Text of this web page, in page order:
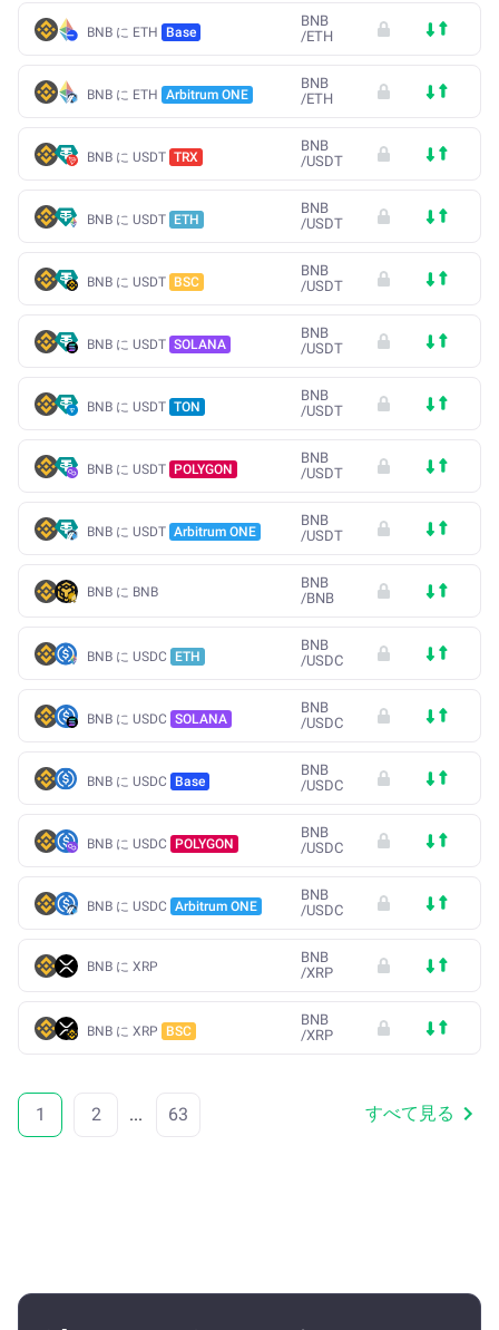
BNB に ETH Base
BNB
/ETH
BNB に ETH Arbitrum ONE
BNB
/ETH
BNB に USDT TRX
BNB
/USDT
BNB に USDT ETH
BNB
/USDT
BNB に USDT BSC
BNB
/USDT
BNB に USDT SOLANA
BNB
/USDT
BNB に USDT TON
BNB
/USDT
BNB に USDT POLYGON
BNB
/USDT
BNB に USDT Arbitrum ONE
BNB
/USDT
BNB に BNB
BNB
/BNB
BNB に USDC ETH
BNB
/USDC
BNB に USDC SOLANA
BNB
/USDC
BNB に USDC Base
BNB
/USDC
BNB に USDC POLYGON
BNB
/USDC
BNB に USDC Arbitrum ONE
BNB
/USDC
BNB に XRP
BNB
/XRP
BNB に XRP BSC
BNB
/XRP
1 2 ... 63 すべて見る